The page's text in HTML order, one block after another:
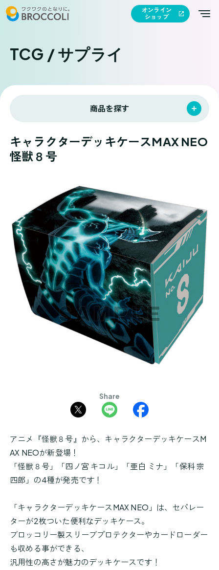
オンライン
ショップ
TCG / サプライ
商品を探す
キャラクターデッキケースMAX NEO
怪獣８号
Share
アニメ『怪獣８号』から、キャラクターデッキケースM
AX NEOが新登場！
「怪獣８号」「四ノ宮 キコル」「亜白 ミナ」「保科 宗
四郎」の4種が発売です！
「キャラクターデッキケースMAX NEO」は、セパレー
ターが2枚ついた便利なデッキケース。
ブロッコリー製スリーブプロテクターやカードローダー
も収める事ができる、
汎用性の高さが魅力のデッキケースです！